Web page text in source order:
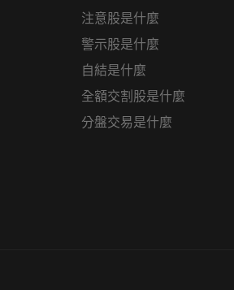
注意股是什麼
警示股是什麼
自結是什麼
全額交割股是什麼
分盤交易是什麼